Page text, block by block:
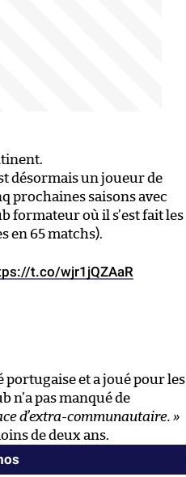
désormais un joueur de
prochaines saisons avec
formateur où il s’est fait les
en 65 matchs).
t.co/wjr1jQZAaR
portugaise et a joué pour les
n’a pas manqué de
d’extra-communautaire. »
de deux ans.